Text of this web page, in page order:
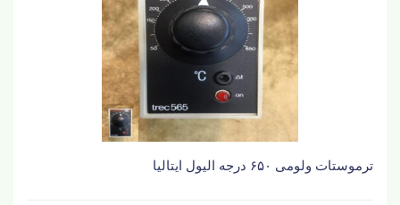
ترموستات ولومی ۶۵۰ درجه الیول ایتالیا